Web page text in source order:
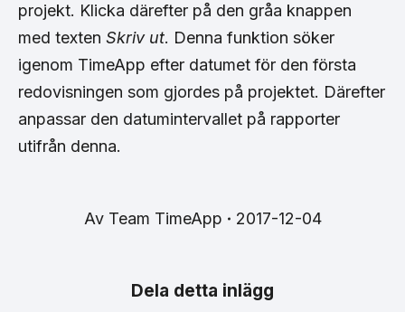
projekt. Klicka därefter på den gråa knappen
med texten Skriv ut. Denna funktion söker
igenom TimeApp efter datumet för den första
redovisningen som gjordes på projektet. Därefter
anpassar den datumintervallet på rapporter
utifrån denna.
Av Team TimeApp 2017-12-04
Dela detta inlägg